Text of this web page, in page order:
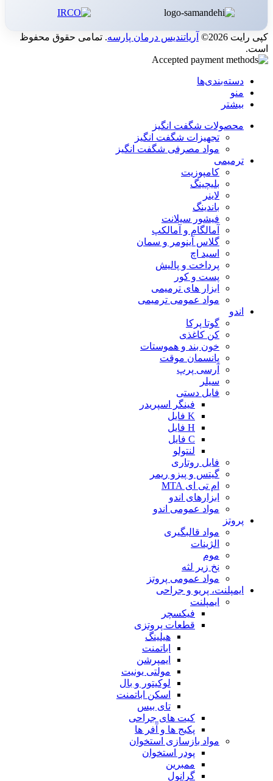
کپی رایت 2026© آریاتندیس درمان پارسه. تمامی حقوق محفوظ
است.
دسته‌بندی‌ها
منو
بیشتر
محصولات شگفت انگیز
تجهیزات شگفت انگیز
مواد مصرفی شگفت انگیز
ترمیمی
کامپوزیت
بلیچینگ
لاینر
باندینگ
فیشور سیلانت
آمالگام و آمالکپ
گلاس آینومر و سمان
اسید اچ
پرداخت و پالیش
پست و کور
ابزار های ترمیمی
مواد عمومی ترمیمی
اندو
گوتا پرکا
کن کاغذی
خون بند و هموستات
پانسمان موقت
آرسی پرپ
سیلر
فایل دستی
فینگر اسپریدر
K فایل
H فایل
C فایل
لنتولو
فایل روتاری
گیتس و پیزو ریمر
ام تی ای MTA
ابزارهای اندو
مواد عمومی اندو
پروتز
مواد قالبگیری
الژینات
موم
نخ زیر لثه
مواد عمومی پروتز
ایمپلنت، پریو و جراحی
ایمپلنت
فیکسچر
قطعات پروتزی
هیلینگ
اباتمنت
ایمپرشن
مولتی یونیت
لوکیتور و بال
اسکن اباتمنت
تای بیس
کیت های جراحی
پکیج ها و آفر ها
مواد بازسازی استخوان
پودر استخوان
ممبرین
گرانول